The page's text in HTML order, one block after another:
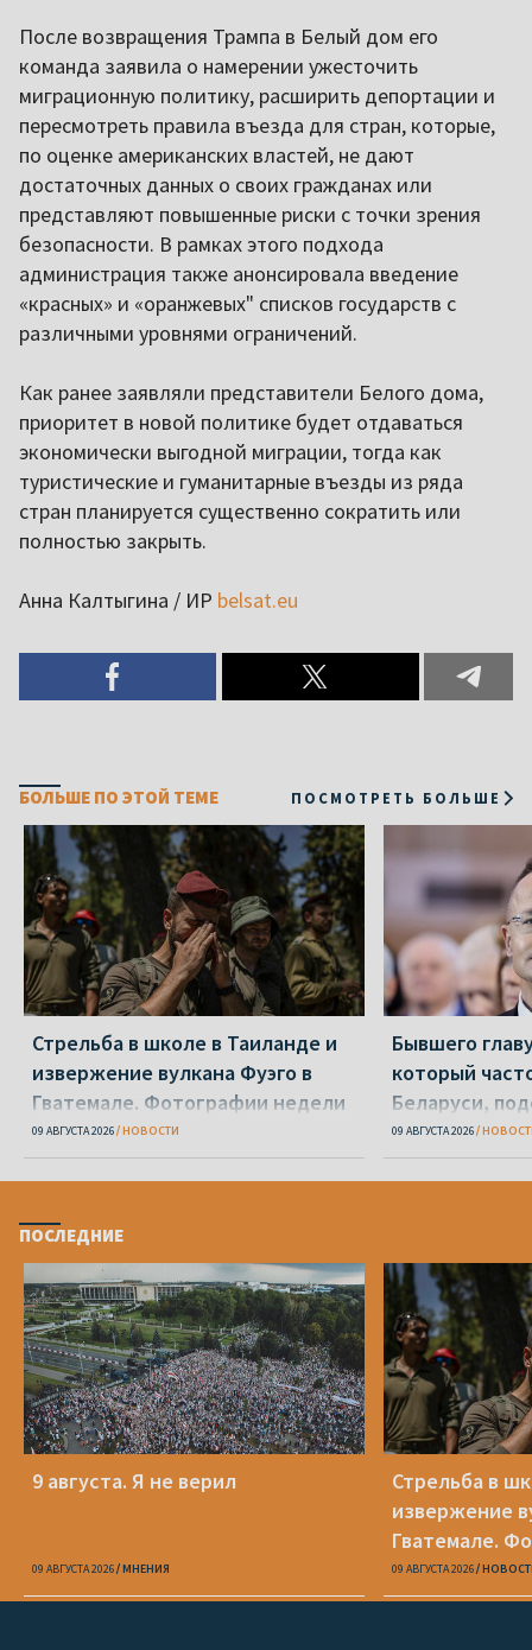
После возвращения Трампа в Белый дом его
команда заявила о намерении ужесточить
миграционную политику, расширить депортации и
пересмотреть правила въезда для стран, которые,
по оценке американских властей, не дают
достаточных данных о своих гражданах или
представляют повышенные риски с точки зрения
безопасности. В рамках этого подхода
администрация также анонсировала введение
«красных» и «оранжевых" списков государств с
различными уровнями ограничений.
Как ранее заявляли представители Белого дома,
приоритет в новой политике будет отдаваться
экономически выгодной миграции, тогда как
туристические и гуманитарные въезды из ряда
стран планируется существенно сократить или
полностью закрыть.
Анна Калтыгина / ИР belsat.eu
БОЛЬШЕ ПО ЭТОЙ ТЕМЕ ПОСМОТРЕТЬ БОЛЬШЕ
Стрельба в школе в Таиланде и
извержение вулкана Фуэго в
Гватемале. Фотографии недели
09 АВГУСТА 2026 НОВОСТИ
Бывшего
который
Беларуси,
09 АВГУСТА 2026
ПОСЛЕДНИЕ
9 августа. Я не верил
09 АВГУСТА 2026 МНЕНИЯ
Стрельба в
извержение
Гватемале.
09 АВГУСТА 2026